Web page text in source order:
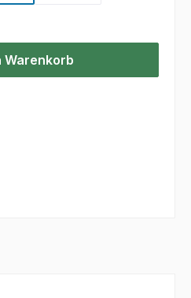
oder benutze die Schaltflächen
Warenkorb